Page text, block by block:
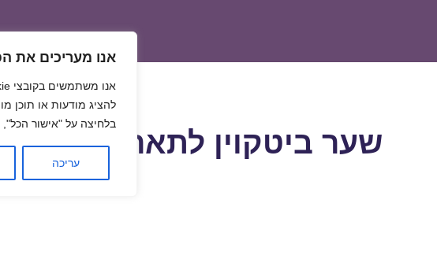
אנו מעריכים את
להציג מודעות או תוכן
בלחיצה על "אישור הכל",
עריכה
שער ביטקוין לתאריך 20/08/2018